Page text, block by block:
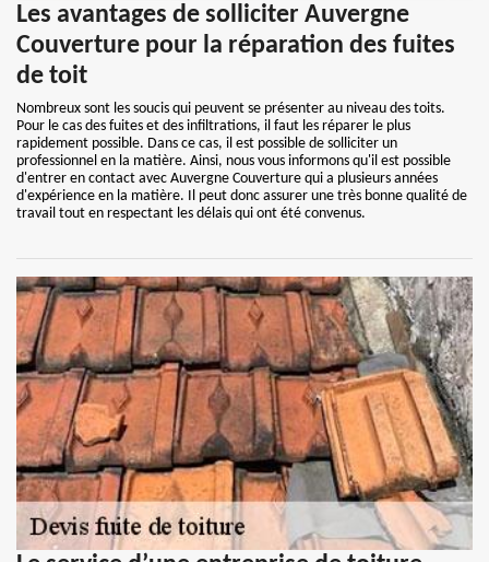
Les avantages de solliciter Auvergne
Couverture pour la réparation des fuites
de toit
Nombreux sont les soucis qui peuvent se présenter au niveau des toits.
Pour le cas des fuites et des infiltrations, il faut les réparer le plus
rapidement possible. Dans ce cas, il est possible de solliciter un
professionnel en la matière. Ainsi, nous vous informons qu'il est possible
d'entrer en contact avec Auvergne Couverture qui a plusieurs années
d'expérience en la matière. Il peut donc assurer une très bonne qualité de
travail tout en respectant les délais qui ont été convenus.